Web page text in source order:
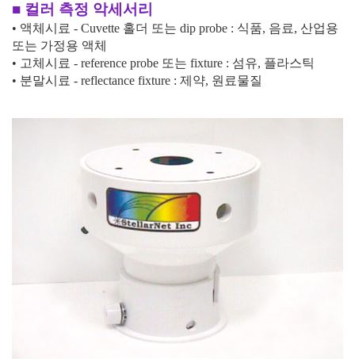
■ 컬러 측정 악세서리
• 액체시료 - Cuvette 홀더 또는 dip probe : 식품, 음료, 산업용
또는 가정용 액체
• 고체시료 - reference probe 또는 fixture : 섬유, 플라스틱
• 분말시료 - reflectance fixture : 제약, 원료물질